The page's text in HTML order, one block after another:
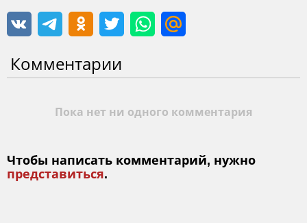
Комментарии
Пока нет ни одного комментария
Чтобы написать комментарий, нужно
представиться.